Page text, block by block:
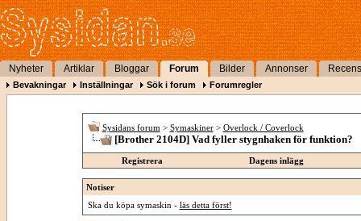
Nyheter Artiklar Bloggar Forum Bilder Annonser
Bevakningar Inställningar Sök i forum Forumregler
Sysidans forum > Symaskiner > Overlock / Coverlock
[Brother 2104D] Vad fyller stygnhaken för funktion?
Registrera Dagens inlägg
Notiser
Ska du köpa symaskin - läs detta först!